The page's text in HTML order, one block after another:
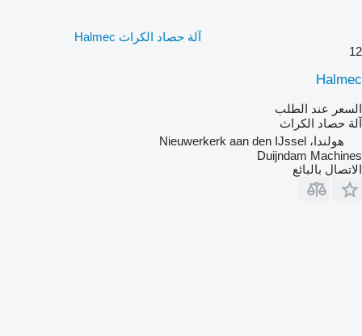
آلة حصاد الكراث Halmec
12
Halmec
السعر عند الطلب
آلة حصاد الكراث
هولندا، Nieuwerkerk aan den IJssel
Duijndam Machines
الاتصال بالبائع